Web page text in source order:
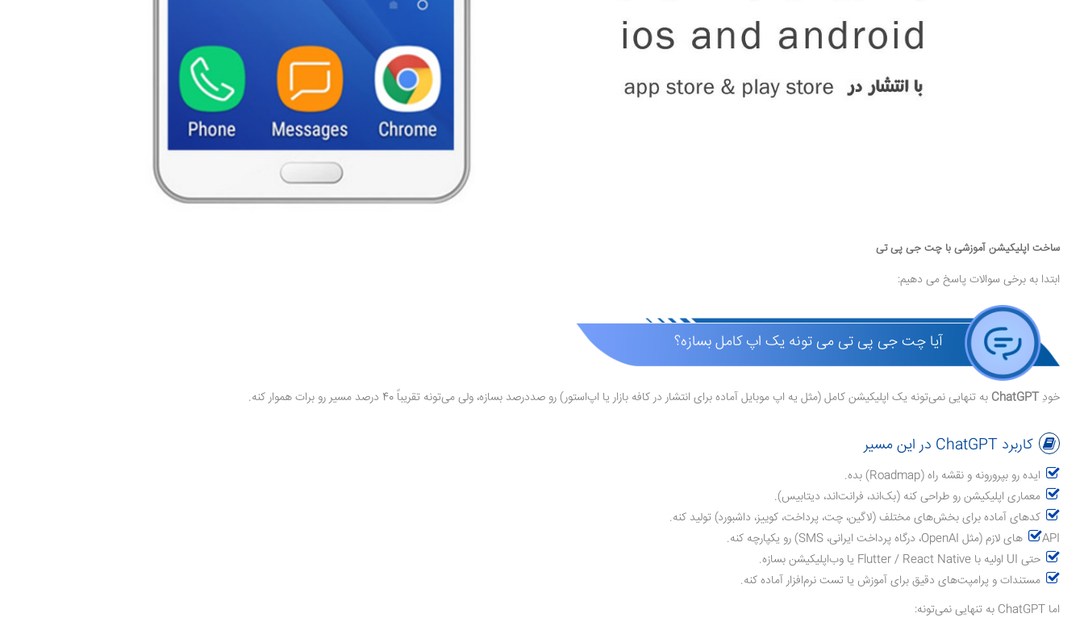
ساخت اپلیکیشن آموزشی با چت جی پی تی
ابتدا به برخی سوالات پاسخ می دهیم:
آیا چت جی پی تی می تونه یک اپ کامل بسازه؟
خودِChatGPT به تنهایی نمی‌تونه یک اپلیکیشن کامل (مثل یه اپ موبایل آماده برای انتشار در کافه بازار یا اپ‌استور) رو صددرصد بسازه، ولی می‌تونه تقریباً 40 درصد مسیر رو برات هموار کنه.
کاربرد ChatGPT در این مسیر
ایده رو بپرورونه و نقشه راه (Roadmap) بده.
معماری اپلیکیشن رو طراحی کنه (بک‌اند، فرانت‌اند، دیتابیس).
کدهای آماده برای بخش‌های مختلف (لاگین، چت، پرداخت، کوییز، داشبورد) تولید کنه.
APIهای لازم (مثل OpenAI، درگاه پرداخت ایرانی، SMS) رو یکپارچه کنه.
حتی UI اولیه با Flutter / React Native یا وب‌اپلیکیشن بسازه.
مستندات و پرامپت‌های دقیق برای آموزش یا تست نرم‌افزار آماده کنه.
اما ChatGPT به تنهایی نمی‌تونه: